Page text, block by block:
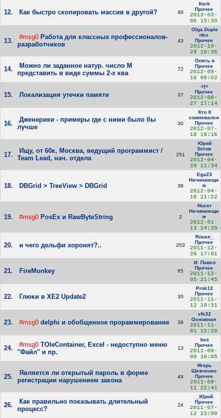
12. Как быстро скопировать массив в другой? 40
Kerk
Прочее
2013-03-
06 15:39
13.
#msg0 Работа для классных профессионалов-
разработчиков
43
Olga.Duple
nko
Прочее
2012-10-
29 10:36
14.
Можно ли заданное натур. число М
представить в виде суммы 2-х ква
72
Опять я
Прочее
2012-09-
10 08:02
15. Локализация утечки памяти 37
>|<
Прочее
2012-08-
27 17:14
16.
Дженерики - примеры где с ними было бы
лучше
30
Кто б
сомневался
Прочее
2012-07-
18 18:16
17.
Ищу, от 60к, Москва, ведущий программист /
Team Lead, нач. отдела
251
Юрий
Зотов
Прочее
2012-04-
20 11:34
18. DBGrid > TreeView > DBGrid 38
Ega23
Начинающи
м
2012-04-
18 21:22
19. #msg0 PosEx и RawByteString 2
Nucer
Начинающи
м
2012-01-
13 14:29
20. и чего дельфи хоронят?.. 253
Rouse_
Прочее
2011-12-
26 17:01
21. FireMonkey 65
И. Павел
Прочее
2011-12-
05 21:45
22. Глюки в XE2 Update2 30
Prok12
Прочее
2011-11-
12 10:31
23. #msg0 delphi и обобщенное прораммирование 38
vlk32
Основная
2011-11-
01 15:20
24. #msg0 TOleContainer, Excel - недоступно меню
"Файл" и пр.
13
bss
Прочее
2011-09-
09 18:05
25.
Является ли открытый пароль в форме
регистрации нарушением закона
49
Игорь
Шевченко
Прочее
2011-08-
11 22:41
26.
Как правильно показывать длительный
процесс?
24
_Юрий
Прочее
2011-07-
12 23:00